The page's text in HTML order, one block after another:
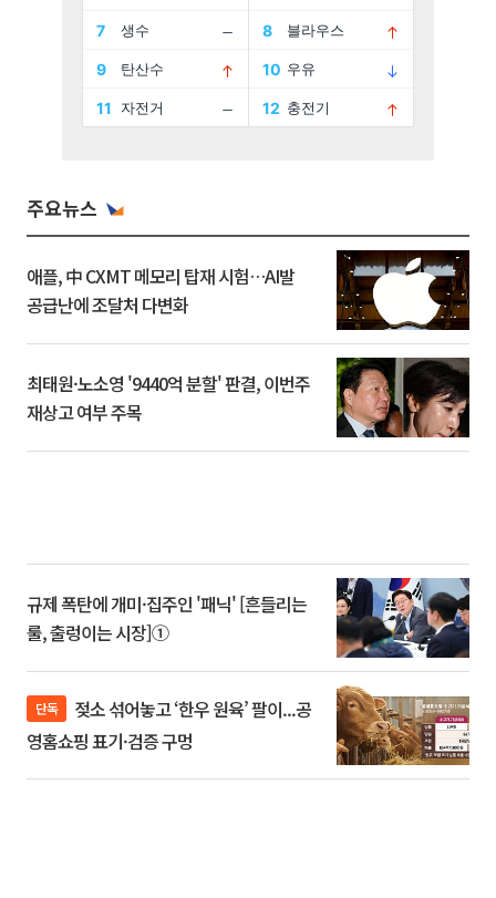
주요뉴스
애플, 中 CXMT 메모리 탑재 시험…AI발
공급난에 조달처 다변화
최태원·노소영 '9440억 분할' 판결, 이번주
재상고 여부 주목
규제 폭탄에 개미·집주인 '패닉' [흔들리는
룰, 출렁이는 시장]①
단독
영홈쇼핑 표기·검증 구멍